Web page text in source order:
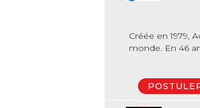
Créée en 1979,
monde. En 46